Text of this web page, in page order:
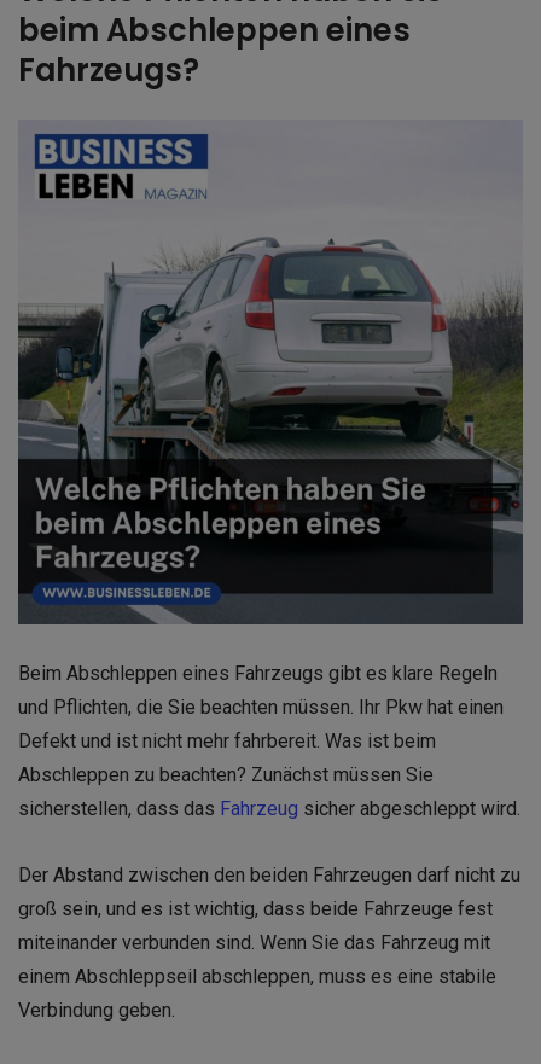
beim Abschleppen eines
Fahrzeugs?
Beim Abschleppen eines Fahrzeugs gibt es klare Regeln
und Pflichten, die Sie beachten müssen. Ihr Pkw hat einen
Defekt und ist nicht mehr fahrbereit. Was ist beim
Abschleppen zu beachten? Zunächst müssen Sie
sicherstellen, dass das Fahrzeug sicher abgeschleppt wird.
Der Abstand zwischen den beiden Fahrzeugen darf nicht zu
groß sein, und es ist wichtig, dass beide Fahrzeuge fest
miteinander verbunden sind. Wenn Sie das Fahrzeug mit
einem Abschleppseil abschleppen, muss es eine stabile
Verbindung geben.